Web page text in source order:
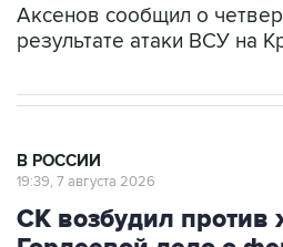
СК возбудил против
Гордеевой дело о
российской армии